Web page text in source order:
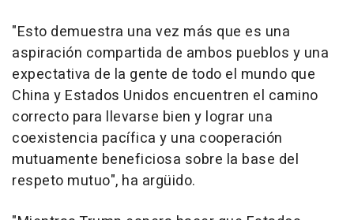
"Esto demuestra una vez más que es una
aspiración compartida de ambos pueblos y una
expectativa de la gente de todo el mundo que
China y Estados Unidos encuentren el camino
correcto para llevarse bien y lograr una
coexistencia pacífica y una cooperación
mutuamente beneficiosa sobre la base del
respeto mutuo", ha argüido.